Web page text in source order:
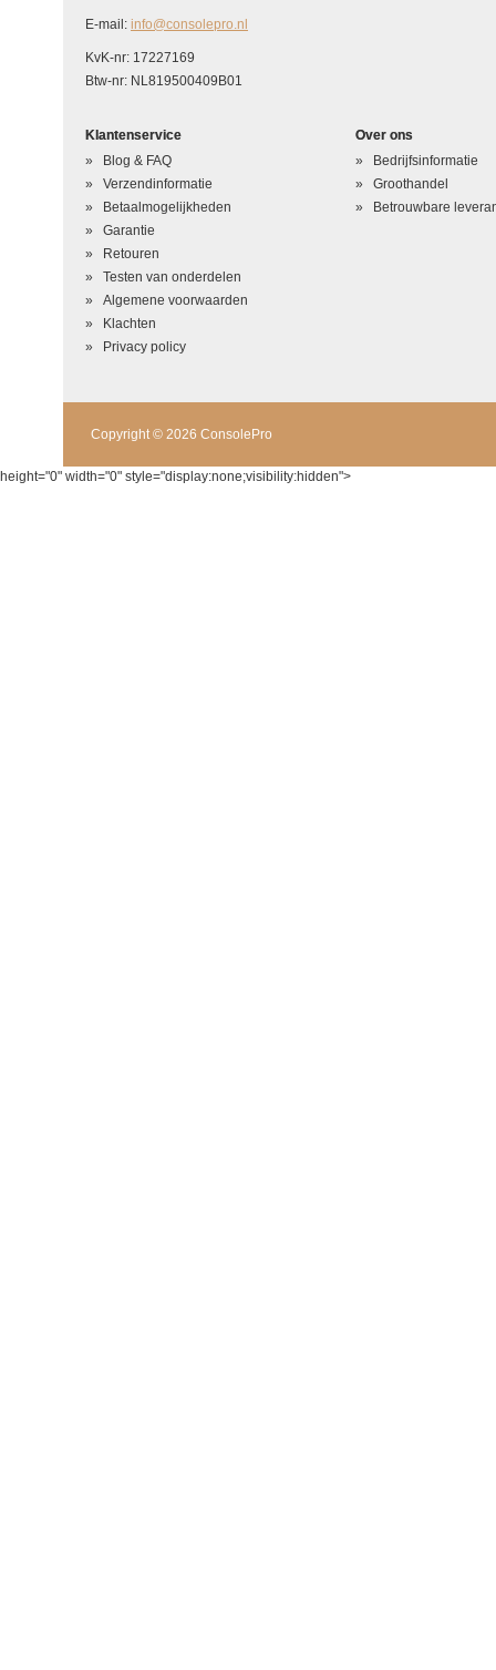
E-mail: info@consolepro.nl
KvK-nr: 17227169
Btw-nr: NL819500409B01
Klantenservice
Blog & FAQ
Verzendinformatie
Betaalmogelijkheden
Garantie
Retouren
Testen van onderdelen
Algemene voorwaarden
Klachten
Privacy policy
Over ons
Bedrijfsinformatie
Groothandel
Betrouwbare
Copyright © 2026 ConsolePro
height="0" width="0" style="display:none;visibility:hidden">